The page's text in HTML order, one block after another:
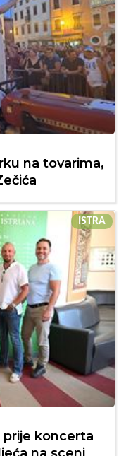
na tovarima,
ISTRA
koncerta